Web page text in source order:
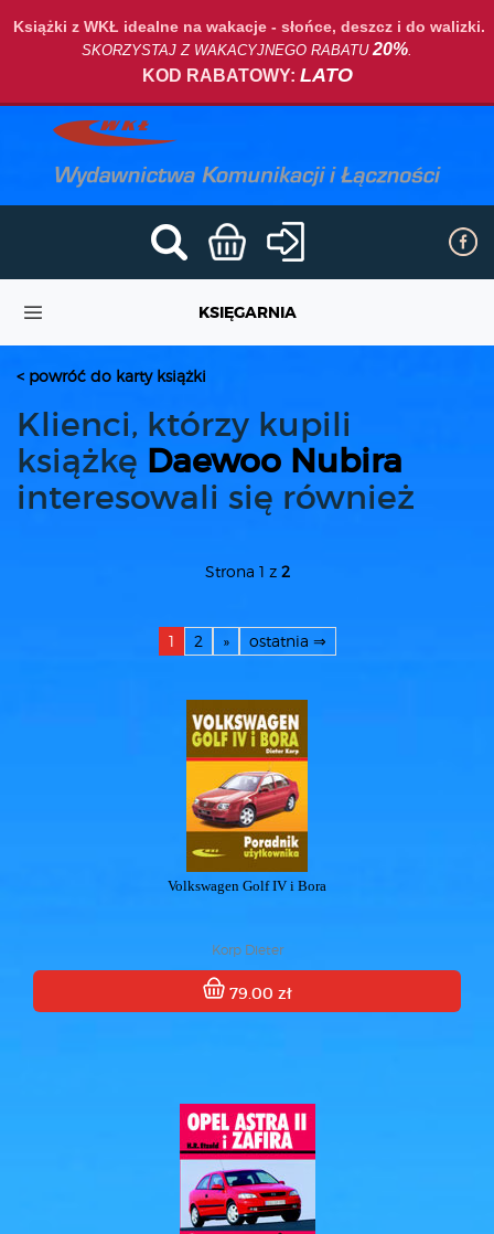
Książki z WKŁ idealne na wakacje - słońce, deszcz i do walizki.
SKORZYSTAJ Z WAKACYJNEGO RABATU20%.
KOD RABATOWY: LATO
KSIĘGARNIA
< powróć do karty książki
Klienci, którzy kupili
książkę Daewoo Nubira
interesowali się również
Strona 1 z 2
1 2 » ostatnia ⇒
Volkswagen Golf IV i Bora
Korp Dieter
79.00 zł